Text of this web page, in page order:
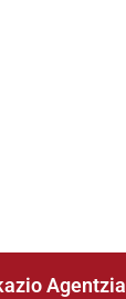
Agentzia